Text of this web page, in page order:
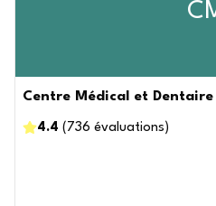
Centre Médical et Dentaire
4.4 ( 736 évaluations )